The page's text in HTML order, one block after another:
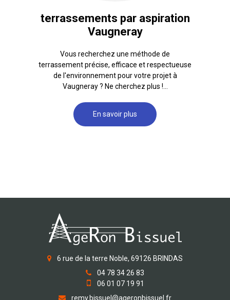
terrassements par aspiration
Vaugneray
Vous recherchez une méthode de
terrassement précise, efficace et respectueuse
de l'environnement pour votre projet à
Vaugneray ? Ne cherchez plus !...
En savoir plus
6 rue de la terre Noble, 69126 BRINDAS
04 78 34 26 83
06 01 07 19 91
remy.bissuel@ageronbissuel.fr